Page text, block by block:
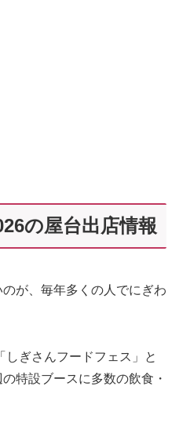
の屋台出店情報
が、毎年多くの人でにぎわ
ぎさんフードフェス」と
特設ブースに多数の飲食・